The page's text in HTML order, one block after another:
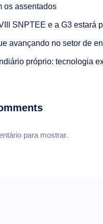
os assentados
SNPTEE e a G3 estará
avançando no setor de
próprio: tecnologia
para mostrar.